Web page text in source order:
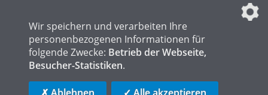
IMPRESSUM
FAQ
DATENSCHUTZEINSTELLUNGEN
HOME OF LOGISTICS
Wir speichern und verarbeiten Ihre
personenbezogenen Informationen für
folgende Zwecke: Betrieb der Webseite,
Besucher-Statistiken.